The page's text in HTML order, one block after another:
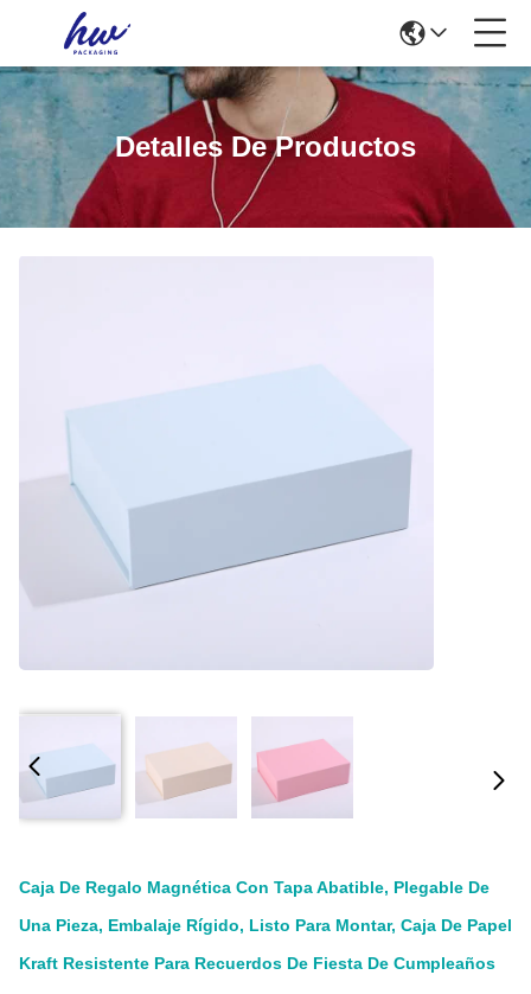
Detalles De Productos
Caja De Regalo Magnética Con Tapa Abatible, Plegable De
Una Pieza, Embalaje Rígido, Listo Para Montar, Caja De Papel
Kraft Resistente Para Recuerdos De Fiesta De Cumpleaños